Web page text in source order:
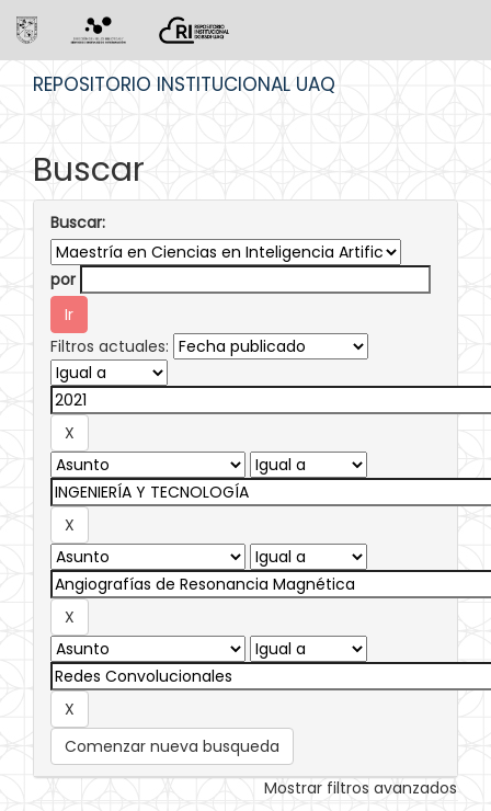
REPOSITORIO INSTITUCIONAL UAQ
Buscar
Buscar:
por
Filtros actuales:
Comenzar nueva busqueda
Mostrar filtros avanzados